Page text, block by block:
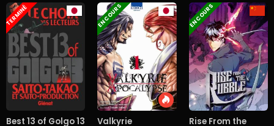
Chapitre 255
June 22, 2025
Chapitre 245
June 22, 2025
Chapitre 244
June 22, 2025
Chapitre 243
June 22, 2025
Chapitre 242
June 22, 2025
Chapitre 241
June 22, 2025
TERMINÉ
Best 13 of Golgo 13
EN COURS
Valkyrie
EN COURS
Rise From the